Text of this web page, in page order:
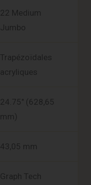
22 Medium
Jumbo
Trapézoïdales
acryliques
24.75″ (628,65
mm)
43,05 mm
Graph Tech